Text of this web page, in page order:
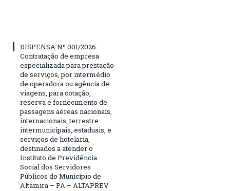
DISPENSA Nº 001/2026:
Contratação de empresa
especializada para prestação
de serviços, por intermédio
de operadora ou agência de
viagens, para cotação,
reserva e fornecimento de
passagens aéreas nacionais,
internacionais, terrestre
intermunicipais, estaduais, e
serviços de hotelaria,
destinados a atender o
Instituto de Previdência
Social dos Servidores
Públicos do Município de
Altamira – PA – ALTAPREV